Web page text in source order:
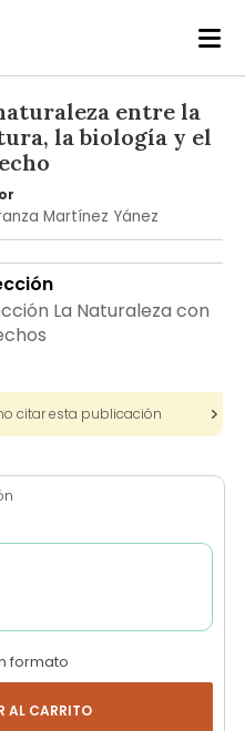
entre la
la biología y el
Martínez Yánez
La Naturaleza con
citar esta publicación
formato
AL CARRITO